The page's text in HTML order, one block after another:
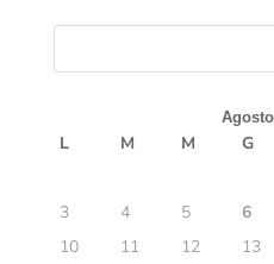
L M M G
3
4 5 6
10
11 12 13